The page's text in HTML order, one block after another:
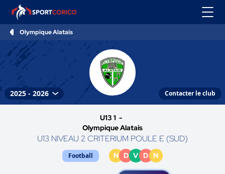
Olympique Alatais
Contacter le club
U13 1 -
Olympique Alatais
U13 NIVEAU 2 CRITERIUM POULE E (SUD)
Football N D V D N